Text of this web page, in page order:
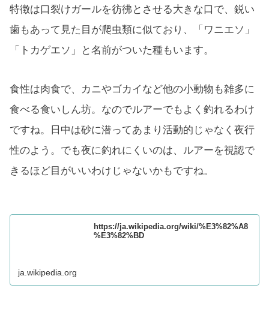
特徴は口裂けガールを彷彿とさせる大きな口で、鋭い
歯もあって見た目が爬虫類に似ており、「ワニエソ」
「トカゲエソ」と名前がついた種もいます。
食性は肉食で、カニやゴカイなど他の小動物も雑多に
食べる食いしん坊。なのでルアーでもよく釣れるわけ
ですね。日中は砂に潜ってあまり活動的じゃなく夜行
性のよう。でも夜に釣れにくいのは、ルアーを視認で
きるほど目がいいわけじゃないかもですね。
https://ja.wikipedia.org/wiki/%E3%82%A8
%E3%82%BD
ja.wikipedia.org